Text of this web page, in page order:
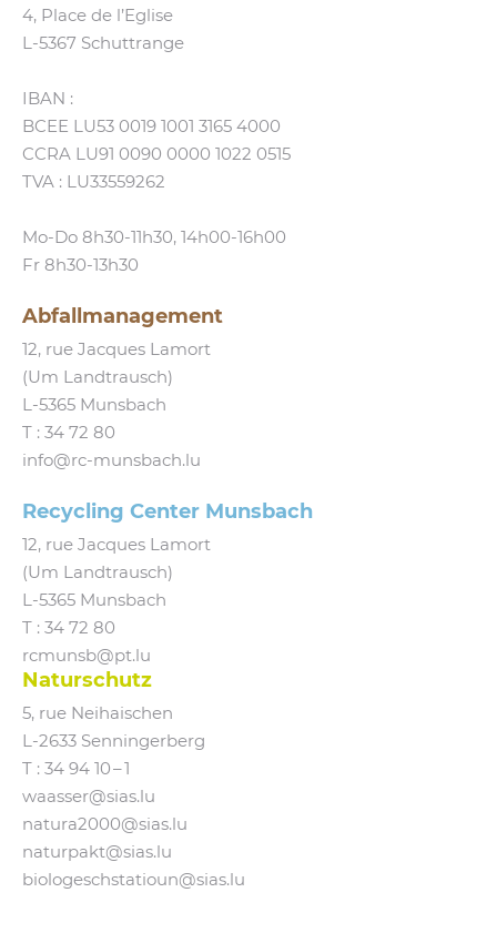
4, Place de l’Eglise
L‑5367 Schuttrange
IBAN :
BCEE LU53 0019 1001 3165 4000
CCRA LU91 0090 0000 1022 0515
TVA : LU33559262
Mo-Do 8h30-11h30, 14h00-16h00
Fr 8h30-13h30
Abfallmanagement
12, rue Jacques Lamort
(Um Landtrausch)
L‑5365 Munsbach
T : 34 72 80
info@​rc-​munsbach.​lu
Recycling Center Munsbach
12, rue Jacques Lamort
(Um Landtrausch)
L‑5365 Munsbach
T : 34 72 80
rcmunsb@​pt.​lu
Naturschutz
5, rue Neihaischen
L‑2633 Senningerberg
T : 34 94 10 – 1
waasser@​sias.​lu
natura2000@​sias.​lu
naturpakt@​sias.​lu
biologeschstatioun@​sias.​lu